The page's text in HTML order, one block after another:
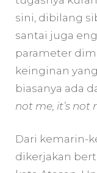
sini, dibilang
santai juga
parameter
keinginan
biasanya ada
not me, it’s not
Dari kemarin-
dikerjakan